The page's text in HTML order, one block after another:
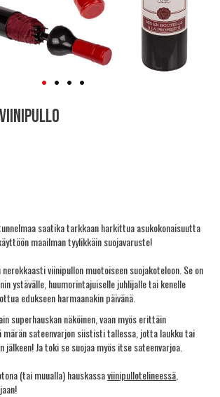
saatika tarkkaan harkittua asukokonaisuutta
maailman tyylikkäin suojavaruste!
viinipullon muotoiseen suojakoteloon. Se on
ystävälle, huumorintajuiselle juhlijalle tai kenelle
edukseen harmaanakin päivänä.
superhauskan näköinen, vaan myös erittäin
märän sateenvarjon siististi tallessa, jotta laukku tai
Ja toki se suojaa myös itse sateenvarjoa.
(tai muualla) hauskassaviinipullotelineessä